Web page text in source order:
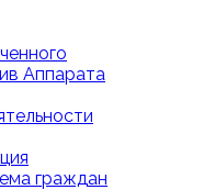
Аппарата
граждан